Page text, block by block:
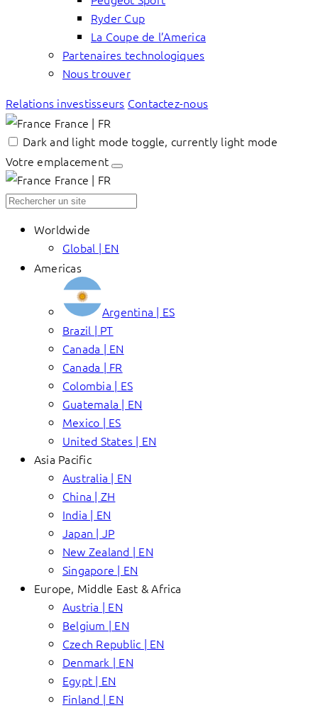
Ryder Cup
La Coupe de l’America
Partenaires technologiques
Nous trouver
Relations investisseurs Contactez-nous
France | FR
Dark and light mode toggle, currently light mode
Votre emplacement
France | FR
Worldwide
Global | EN
Americas
Argentina | ES
Brazil | PT
Canada | EN
Canada | FR
Colombia | ES
Guatemala | EN
Mexico | ES
United States | EN
Asia Pacific
Australia | EN
China | ZH
India | EN
Japan | JP
New Zealand | EN
Singapore | EN
Europe, Middle East & Africa
Austria | EN
Belgium | EN
Czech Republic | EN
Denmark | EN
Egypt | EN
Finland | EN